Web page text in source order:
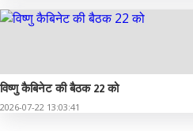
विष्णु कैबिनेट की बैठक 22 को
2026-07-22 13:03:41